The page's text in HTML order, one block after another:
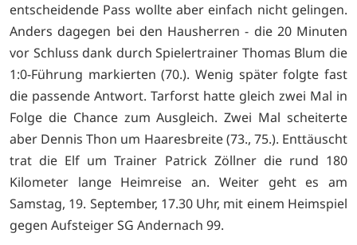
entscheidende Pass wollte aber einfach nicht gelingen.
Anders dagegen bei den Hausherren - die 20 Minuten
vor Schluss dank durch Spielertrainer Thomas Blum die
1:0-Führung markierten (70.). Wenig später folgte fast
die passende Antwort. Tarforst hatte gleich zwei Mal in
Folge die Chance zum Ausgleich. Zwei Mal scheiterte
aber Dennis Thon um Haaresbreite (73., 75.). Enttäuscht
trat die Elf um Trainer Patrick Zöllner die rund 180
Kilometer lange Heimreise an. Weiter geht es am
Samstag, 19. September, 17.30 Uhr, mit einem Heimspiel
gegen Aufsteiger SG Andernach 99.